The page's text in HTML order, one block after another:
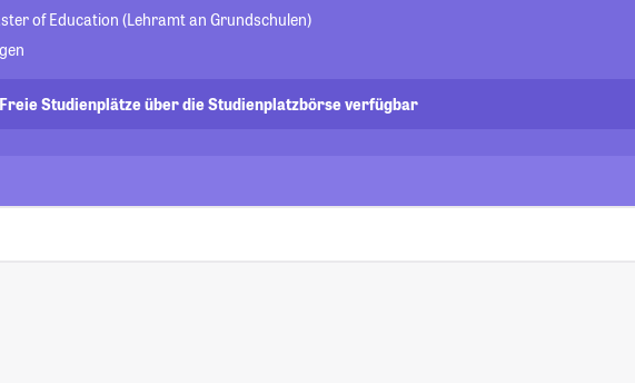
of Education (Lehramt an Grundschulen)
Freie Studienplätze über die Studienplatzbörse verfügbar